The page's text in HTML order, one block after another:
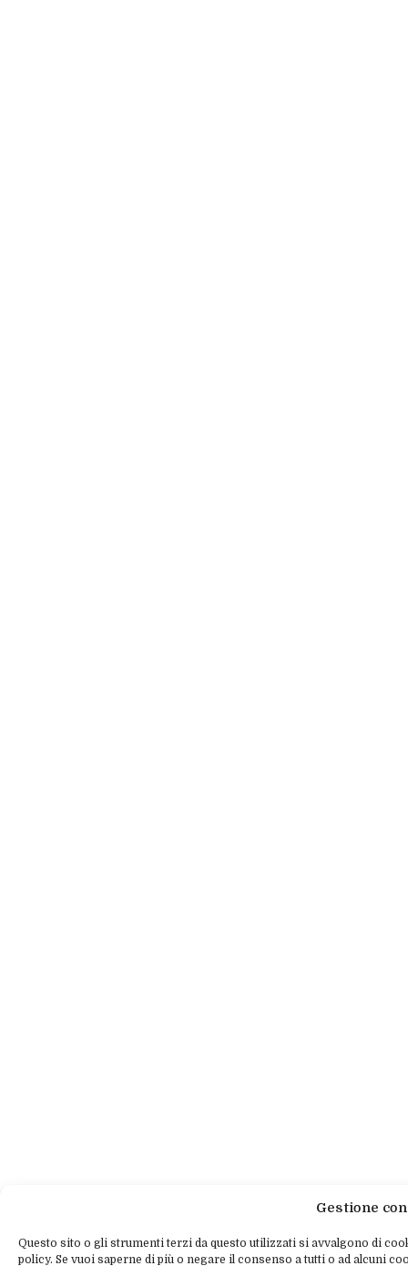
Gestione
Questo sito o gli strumenti terzi da questo utilizzati si avvalgono di
policy. Se vuoi saperne di più o negare il consenso a tutti o ad alcuni